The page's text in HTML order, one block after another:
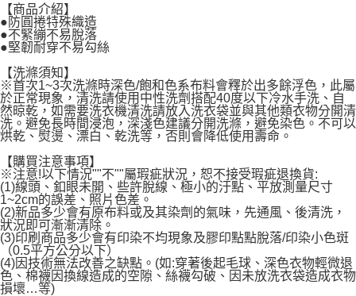
【商品介紹】
●防圓捲特殊織造
●不緊繃不易脫落
●堅韌耐穿不易勾絲
【洗滌須知】
※首次1~3次洗滌時深色/飽和色系布料會釋於出多餘浮色，此屬
於正常現象，清洗請使用中性洗劑搭配40度以下冷水手洗、自
然晾乾，如需要洗衣機清洗請放入洗衣袋並與其他類衣物分開清
洗。避免長時間浸泡，深淺色建議分開洗滌，避免染色。不可以
烘乾、熨燙、漂白、乾洗等，否則會降低使用壽命。
【購買注意事項】
※注意!以下情況""不""屬瑕疵狀況，恕不接受瑕疵退換貨:
(1)線頭、釦眼未開、些許脫線、極小的汙點、平放測量尺寸
1~2cm的誤差、照片色差。
(2)新品多少會有原布料或及其染劑的氣味，先通風、後清洗，
狀況即可漸漸清除。
(3)印刷商品多少會有印染不均現象及膠印點點脫落/印染小色斑
（0.5平方公分以下）
(4)因技術無法改善之缺點。(如:穿著後起毛球、深色衣物輕微退
色、棉襪因換線造成的空隙、絲襪勾破、因未放洗衣袋造成衣物
損壞…等)